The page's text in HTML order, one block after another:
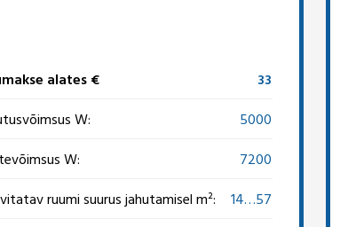
alates €
33
W:
5000
W:
7200
ruumi suurus jahutamisel m²:
14…57